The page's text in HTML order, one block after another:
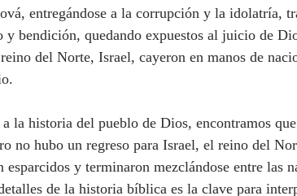
entregándose a la corrupción y la idolatría,
y bendición, quedando expuestos al juicio de
del Norte, Israel, cayeron en manos de
no hubo un regreso para Israel, el reino del
esparcidos y terminaron mezclándose entre las
de la historia bíblica es la clave para